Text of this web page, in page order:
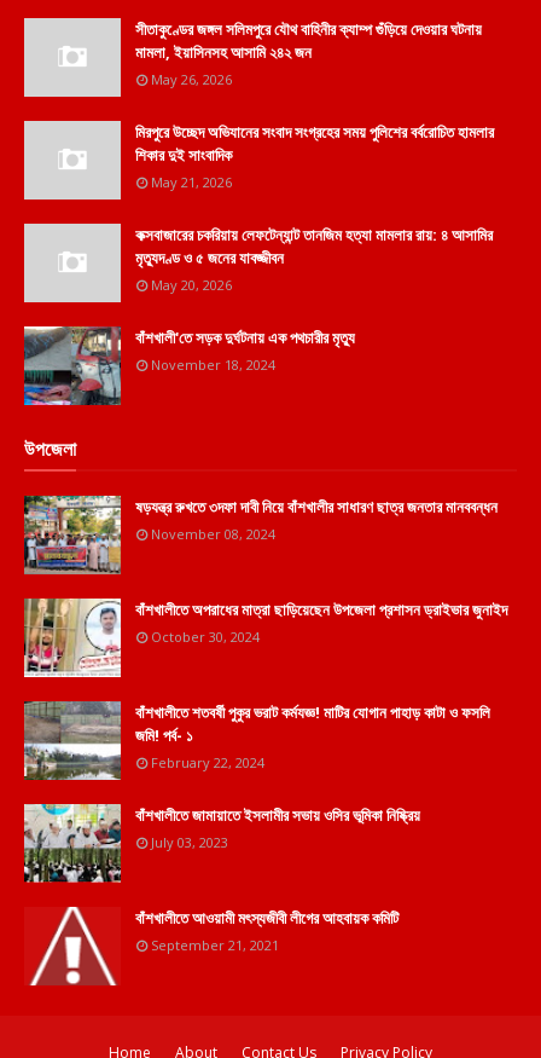
সীতাকুণ্ডের জঙ্গল সলিমপুরে যৌথ বাহিনীর ক্যাম্প গুঁড়িয়ে দেওয়ার ঘটনায়
মামলা, ইয়াসিনসহ আসামি ২৪২ জন
May 26, 2026
মিরপুরে উচ্ছেদ অভিযানের সংবাদ সংগ্রহের সময় পুলিশের বর্বরোচিত হামলার
শিকার দুই সাংবাদিক
May 21, 2026
কক্সবাজারের চকরিয়ায় লেফটেন্যান্ট তানজিম হত্যা মামলার রায়: ৪ আসামির
মৃত্যুদণ্ড ও ৫ জনের যাবজ্জীবন
May 20, 2026
বাঁশখালী'তে সড়ক দুর্ঘটনায় এক পথচারীর মৃত্যু
November 18, 2024
উপজেলা
ষড়যন্ত্র রুখতে ৩দফা দাবী নিয়ে বাঁশখালীর সাধারণ ছাত্র জনতার মানববন্ধন
November 08, 2024
বাঁশখালীতে অপরাধের মাত্রা ছাড়িয়েছেন উপজেলা প্রশাসন ড্রাইভার জুনাইদ
October 30, 2024
বাঁশখালীতে শতবর্ষী পুকুর ভরাট কর্মযজ্ঞ! মাটির যোগান পাহাড় কাটা ও ফসলি
জমি! পর্ব- ১
February 22, 2024
বাঁশখালীতে জামায়াতে ইসলামীর সভায় ওসির ভূমিকা নিষ্ক্রিয়
July 03, 2023
বাঁশখালীতে আওয়ামী মৎস্যজীবী লীগের আহবায়ক কমিটি
September 21, 2021
Home About Contact Us Privacy Policy